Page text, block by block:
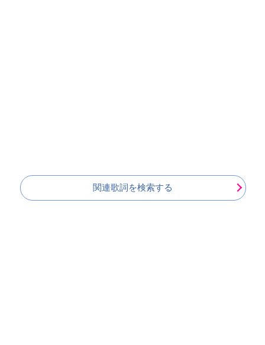
関連歌詞を検索する